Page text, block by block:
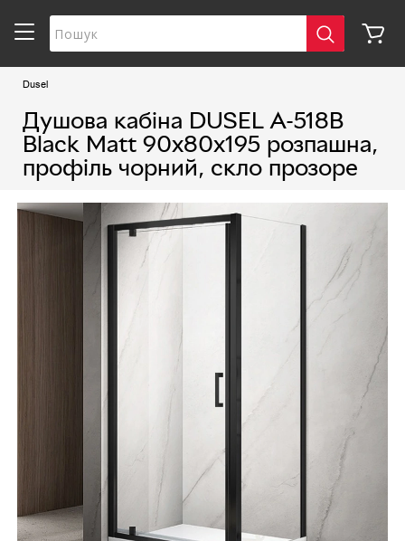
Dusel
Душова кабіна DUSEL A-518B
Black Matt 90х80х195 розпашна,
профіль чорний, скло прозоре